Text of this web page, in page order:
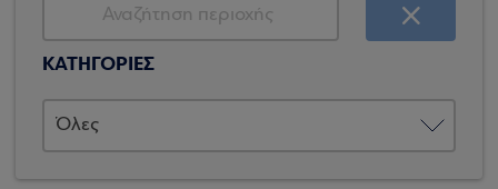
ΚΑΤΗΓΟΡΙΕΣ